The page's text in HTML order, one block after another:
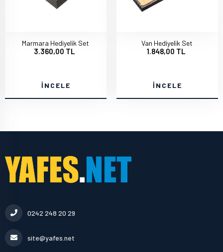
Marmara Hediyelik Set
3.360,00 TL
İNCELE
Van Hediyelik Set
1.848,00 TL
İNCELE
0242 248 20 29
site@yafes.net